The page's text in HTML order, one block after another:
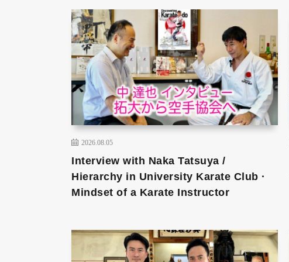
2026.08.05
Interview with Naka Tatsuya /
Hierarchy in University Karate Club ·
Mindset of a Karate Instructor